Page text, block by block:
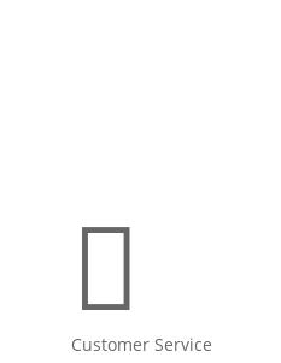

Customer Service